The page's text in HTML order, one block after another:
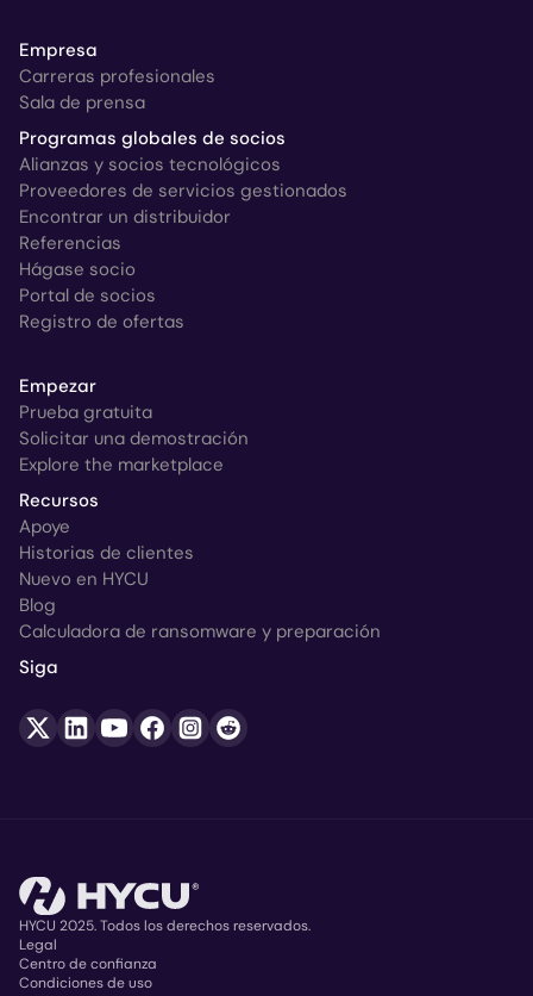
Empresa
Carreras profesionales
Sala de prensa
Programas globales de socios
Alianzas y socios tecnológicos
Proveedores de servicios gestionados
Encontrar un distribuidor
Referencias
Hágase socio
Portal de socios
Registro de ofertas
Empezar
Prueba gratuita
Solicitar una demostración
Explore the marketplace
Recursos
Apoye
Historias de clientes
Nuevo en HYCU
Blog
Calculadora de ransomware y preparación
Siga
Copyright
HYCU 2025. Todos los derechos reservados.
Legal
Centro de confianza
Condiciones de uso